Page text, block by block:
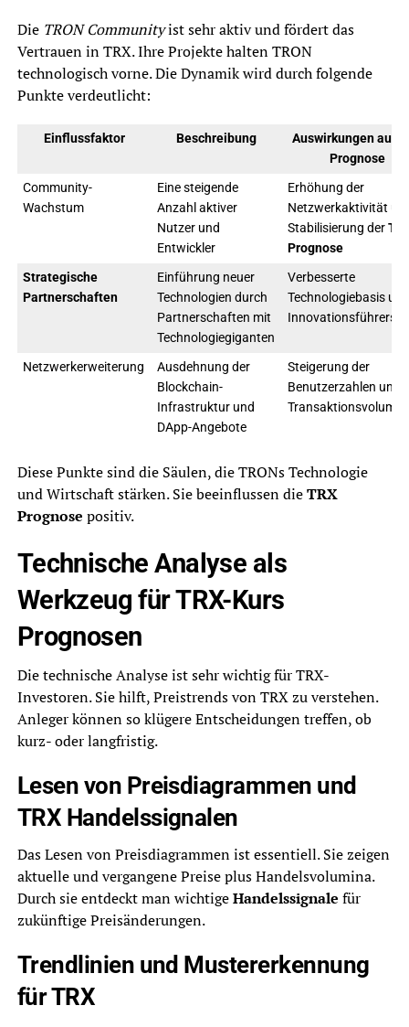
Die TRON Communityist sehr aktiv und fördert das
Vertrauen in TRX. Ihre Projekte halten TRON
technologisch vorne. Die Dynamik wird durch folgende
Punkte verdeutlicht:
Einflussfaktor Beschreibung
Auswirkungen auf
Prognose
Community-
Wachstum
Eine steigende
Anzahl aktiver
Nutzer und
Entwickler
Erhöhung der
Netzwerkaktivität
Stabilisierung der
Prognose
Strategische
Partnerschaften
Einführung neuer
Technologien durch
Partnerschaften mit
Technologiegiganten
Verbesserte
Technologiebasis
Netzwerkerweiterung
Ausdehnung der
Blockchain-
Infrastruktur und
DApp-Angebote
Steigerung der
Benutzerzahlen und
Diese Punkte sind die Säulen, die TRONs Technologie
und Wirtschaft stärken. Sie beeinflussen dieTRX
Prognose positiv.
Technische Analyse als
Werkzeug für TRX-Kurs
Prognosen
Die technische Analyse ist sehr wichtig für TRX-
Investoren. Sie hilft, Preistrends von TRX zu verstehen.
Anleger können so klügere Entscheidungen treffen, ob
kurz- oder langfristig.
Lesen von Preisdiagrammen und
TRX Handelssignalen
Das Lesen von Preisdiagrammen ist essentiell. Sie zeigen
aktuelle und vergangene Preise plus Handelsvolumina.
Durch sie entdeckt man wichtigeHandelssignale für
zukünftige Preisänderungen.
Trendlinien und Mustererkennung
für TRX